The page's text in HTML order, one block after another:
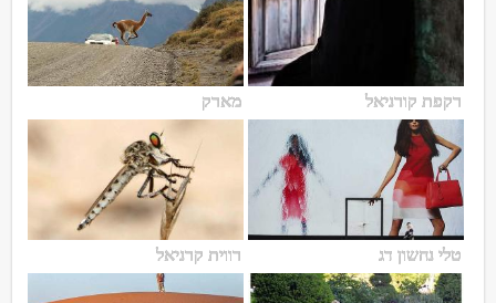
רקפת קורניאל מארק
טלי נחשון דג רווית קרניאל